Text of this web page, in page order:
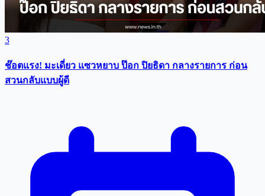
3
ช๊อตแรง! มะเดี่ยว แซวหยาบ ป๊อก ปิยธิดา กลางรายการ ก่อน
สวนกลับแบบผู้ดี